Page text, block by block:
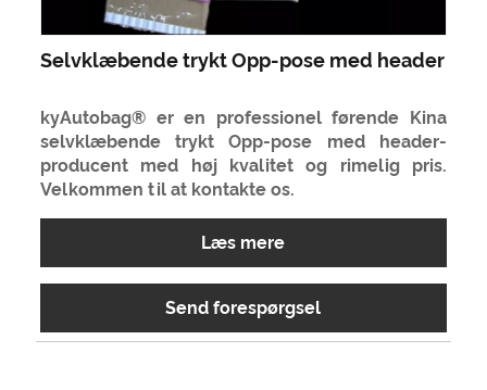
Selvklæbende trykt Opp-pose med header
kyAutobag® er en professionel førende Kina
selvklæbende trykt Opp-pose med header-
producent med høj kvalitet og rimelig pris.
Velkommen til at kontakte os.
Læs mere
Send forespørgsel